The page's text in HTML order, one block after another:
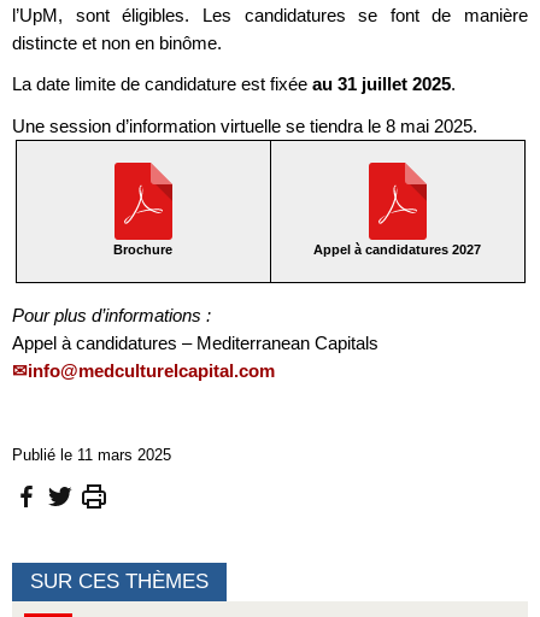
l’UpM, sont éligibles. Les candidatures se font de manière
distincte et non en binôme.
La date limite de candidature est fixée au 31 juillet 2025.
Une session d’information virtuelle se tiendra le 8 mai 2025.
Brochure Appel à candidatures 2027
Pour plus d’informations :
Appel à candidatures – Mediterranean Capitals
info@medculturelcapital.com
Publié le 11 mars 2025
SUR CES THÈMES